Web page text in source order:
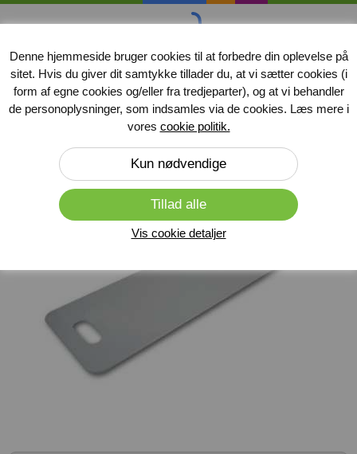
Denne hjemmeside bruger cookies til at forbedre din oplevelse på
sitet. Hvis du giver dit samtykke tillader du, at vi sætter cookies (i
form af egne cookies og/eller fra tredjeparter), og at vi behandler
de personoplysninger, som indsamles via de cookies. Læs mere i
vores cookie politik.
Vis cookie detaljer
Produkter
Forside»Transferprodukter